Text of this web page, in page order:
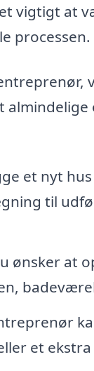
vigtigt at
processen.
et nyt
til
ønsker at
et